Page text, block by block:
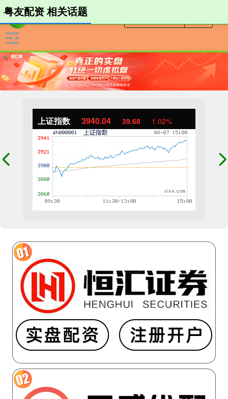
上证指数 3940.04 39.68 1.02%
粤友配资 相关话题